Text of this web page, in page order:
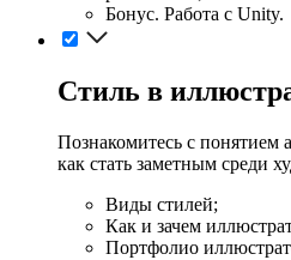
Бонус. Работа с Unity.
Стиль в
Познакомитесь с понятием
как стать заметным среди
Виды стилей;
Как и зачем
Портфолио